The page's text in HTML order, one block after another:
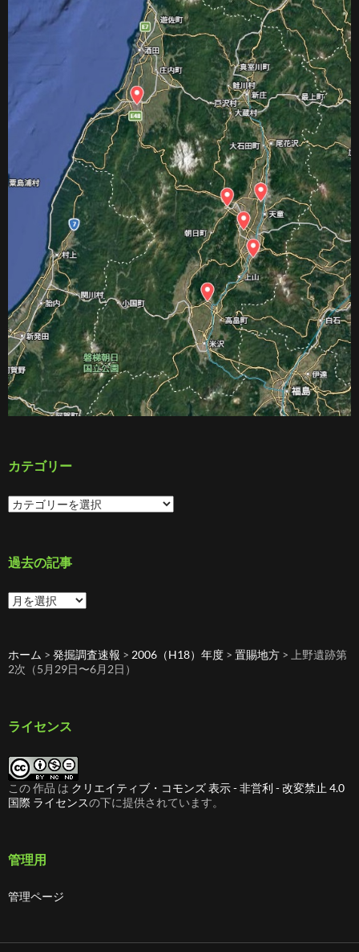
カテゴリー
カ
テ
ー
過去の記事
過
去
事
ホーム > 発掘調査速報 > 2006（H18）年度 > 置賜地方 > 上野遺跡第
2次（5月29日〜6月2日）
ライセンス
この 作品 は クリエイティブ・コモンズ 表示 - 非営利 - 改変禁止 4.0
国際 ライセンスの下に提供されています。
管理用
管理ページ